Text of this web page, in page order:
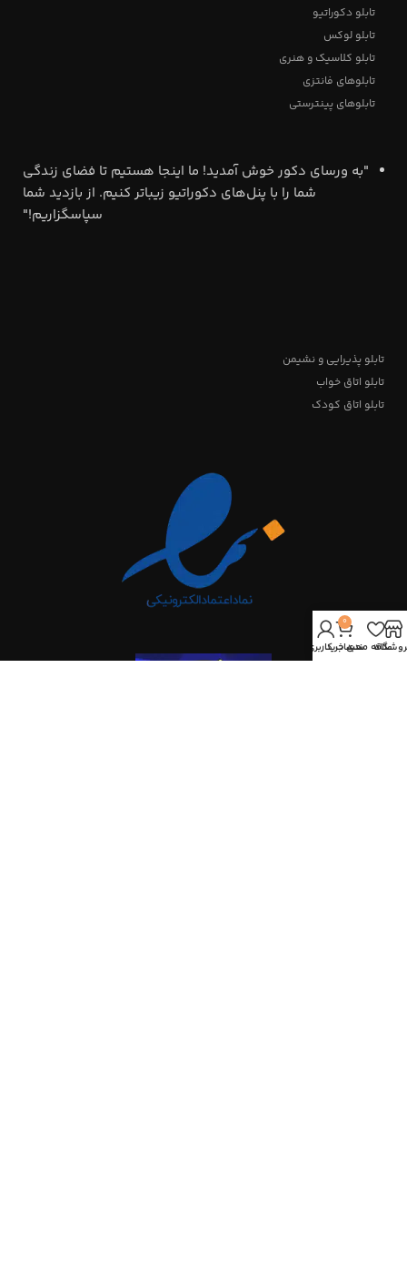
تابلو دکوراتیو
تابلو لوکس
تابلو کلاسیک و هنری
تابلوهای فانتزی
تابلوهای پینترستی
"به ورسای دکور خوش آمدید! ما اینجا هستیم تا فضای زندگی
شما را با پنل‌های دکوراتیو زیباتر کنیم. از بازدید شما
سپاسگزاریم!"
تابلو پذیرایی و نشیمن
تابلو اتاق خواب
تابلو اتاق کودک
علاقه مندی
0
سبد خرید
حساب کاربری من